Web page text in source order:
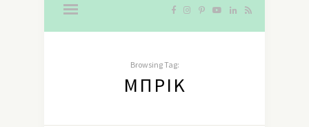
Browsing Tag:
ΜΠΡΙΚ